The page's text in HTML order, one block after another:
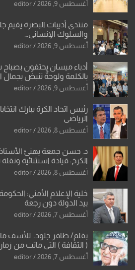
أغسطس 9, 2026 editor
منتدى أديبات البصرة يقيم
والسلوك الإنساني…
أغسطس 9, 2026 editor
أدباء ميسان يحتفون
بالكلمة ولوحةٌ تنبض بجمال
أغسطس 9, 2026 editor
رئيس اتحاد الكرة يبارك
الرياضي
أغسطس 8, 2026 editor
د. حسن جمعة يهنئ الأستاذ
الكرخ: قيادة استثنائية
العراقية
أغسطس 8, 2026 editor
خلية الإعلام الأمني:
بيد الدولة دون رجعة
أغسطس 7, 2026 editor
بقلم/ ظافر جلود.. للأسف ما
والإرث العظيم للثقافة
أغسطس 7, 2026 editor